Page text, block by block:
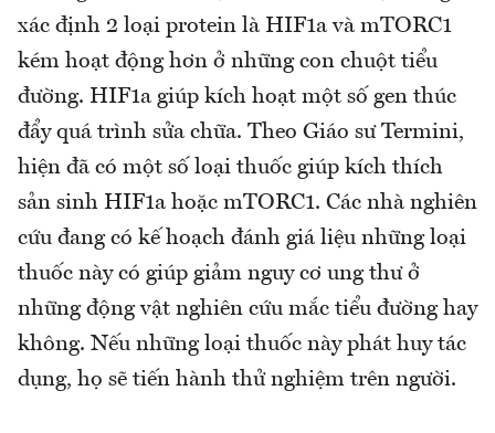
xác định 2 loại protein là HIF1a và mTORC1
kém hoạt động hơn ở những con chuột tiểu
đường. HIF1a giúp kích hoạt một số gen thúc
đẩy quá trình sửa chữa. Theo Giáo sư Termini,
hiện đã có một số loại thuốc giúp kích thích
sản sinh HIF1a hoặc mTORC1. Các nhà nghiên
cứu đang có kế hoạch đánh giá liệu những loại
thuốc này có giúp giảm nguy cơ ung thư ở
những động vật nghiên cứu mắc tiểu đường hay
không. Nếu những loại thuốc này phát huy tác
dụng, họ sẽ tiến hành thử nghiệm trên người.